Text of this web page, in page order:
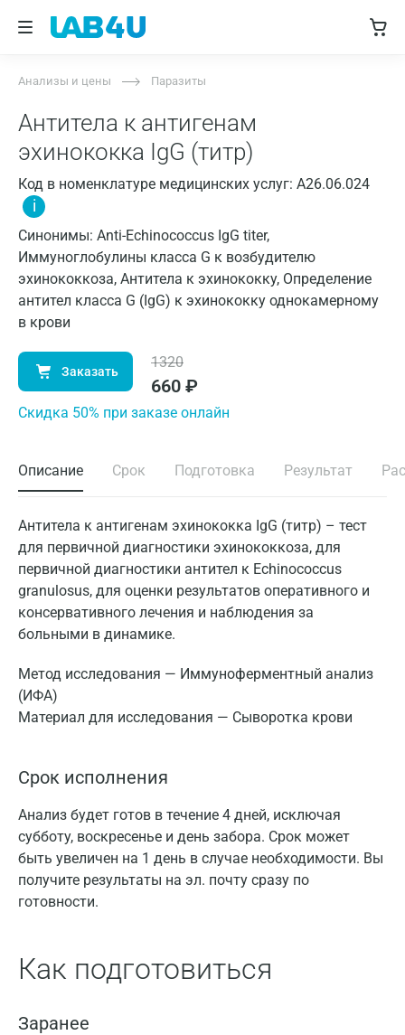
Анализы и цены Паразиты
Антитела к антигенам
эхинококка IgG (титр)
Код в номенклатуре медицинских услуг: A26.06.024
i
Синонимы: Anti-Echinococcus IgG titer,
Иммуноглобулины класса G к возбудителю
эхинококкоза, Антитела к эхинококку, Определение
антител класса G (IgG) к эхинококку однокамерному
в крови
Заказать
1320
660 ₽
Cкидка 50% при заказе онлайн
Описание Срок Подготовка Результат
Антитела к антигенам эхинококка IgG (титр) – тест
для первичной диагностики эхинококкоза, для
первичной диагностики антител к Echinococcus
granulosus, для оценки результатов оперативного и
консервативного лечения и наблюдения за
больными в динамике.
Метод исследования — Иммуноферментный анализ
(ИФА)
Материал для исследования — Сыворотка крови
Срок исполнения
Анализ будет готов в течение 4 дней, исключая
субботу, воскресенье и день забора. Срок может
быть увеличен на 1 день в случае необходимости. Вы
получите результаты на эл. почту сразу по
готовности.
Как подготовиться
Заранее